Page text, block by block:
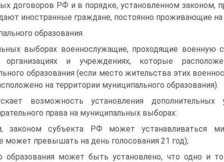
договоров РФ и в порядке, установленном законом,
иностранные граждане, постоянно проживающие на
образования.
выборах военнослужащие, проходящие военную
организациях и учреждениях, которые
образования (если место жительства этих
на территории муниципального образования).
возможность установления дополнительных
права на муниципальных выборах:
законом субъекта РФ может устанавливаться
может превышать на день голосования 21 год);
образования может быть установлено, что одно и